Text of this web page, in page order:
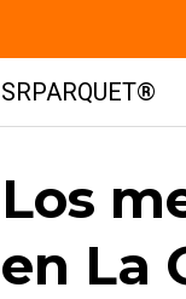
SRPARQUET®
Los
en La